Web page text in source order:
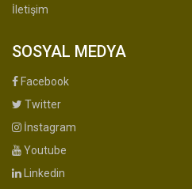
İletişim
SOSYAL MEDYA
Facebook
Twitter
İnstagram
Youtube
Linkedin